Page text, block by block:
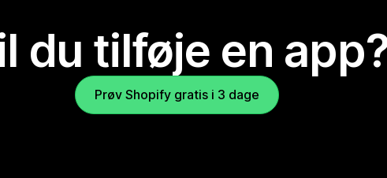
du tilføje en
Prøv Shopify gratis i 3 dage